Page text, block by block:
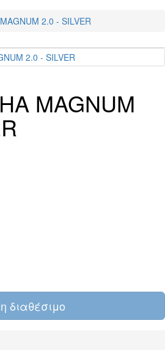
2.0 - SILVER
MAGNUM
διαθέσιμο